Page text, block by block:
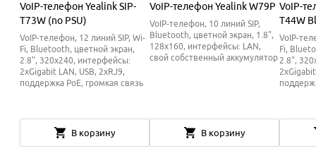
VoIP-телефон Yealink SIP-
T73W (no PSU)
VoIP-телефон, 12 линий SIP, Wi-
Fi, Bluetooth, цветной экран,
2.8", 320x240, интерфейсы:
2xGigabit LAN, USB, 2xRJ9,
поддержка PoE, громкая связь
В корзину
VoIP-телефон Yealink W79P
VoIP-телефон, 10 линий SIP,
Bluetooth, цветной экран, 1.8",
128x160, интерфейсы: LAN,
свой собственный аккумулятор
В корзину
VoIP-
T44W
VoIP-
Fi,
2.8",